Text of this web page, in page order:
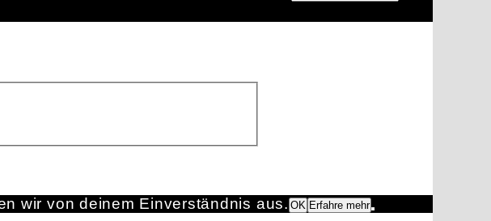
wir von deinem Einverständnis aus. OK Erfahre mehr